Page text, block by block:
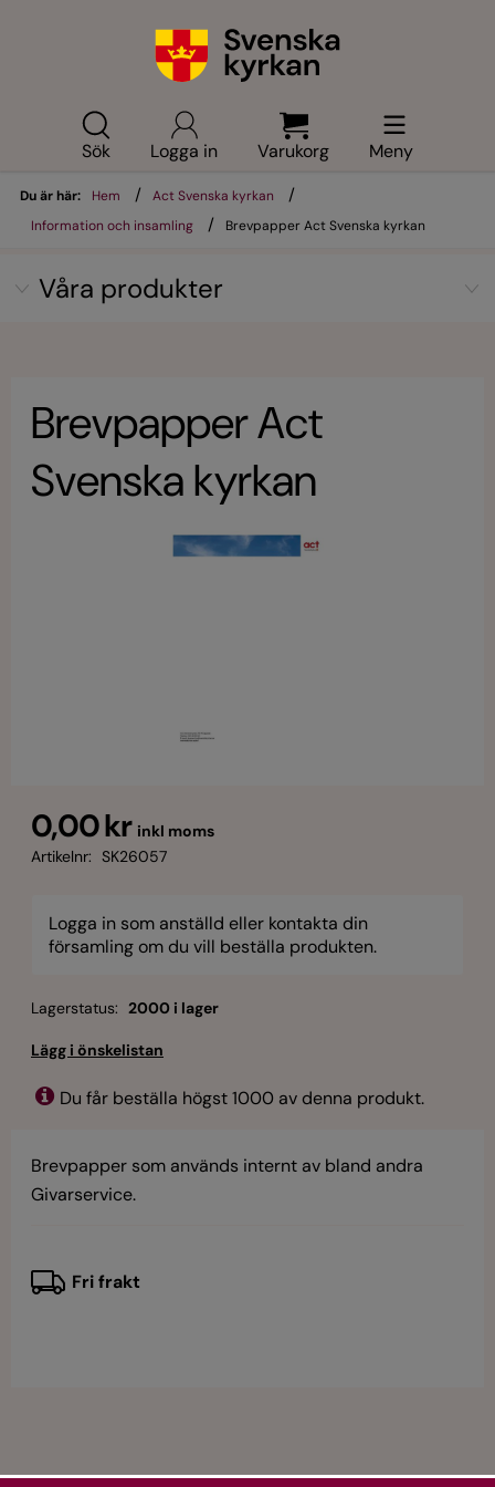
Sök Logga in Varukorg Meny
Du är här: Hem / Act Svenska kyrkan /
Information och insamling / Brevpapper Act Svenska kyrkan
Våra produkter
Brevpapper Act
Svenska kyrkan
0,00 kr inkl moms
Artikelnr: SK26057
Logga in som anställd eller kontakta din
församling om du vill beställa produkten.
Lagerstatus: 2000 i lager
Du får beställa högst 1000 av denna produkt.
Brevpapper som används internt av bland andra
Givarservice.
Fri frakt